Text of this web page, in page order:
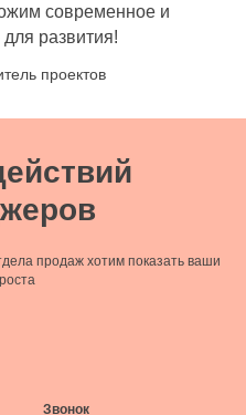
современное и
развития!
проектов
продаж хотим показать ваши
Звонок